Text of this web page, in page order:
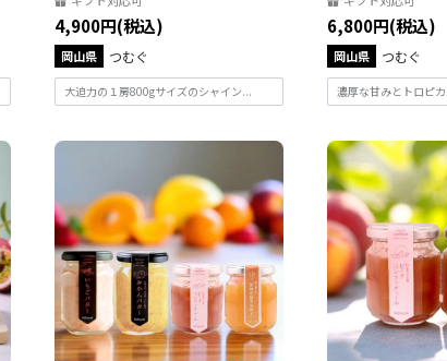
4,900円(税込)
岡山県 つむぐ
大迫力の１房800gサイズのシャイン...
6,800円(税込)
岡山県 つむぐ
濃厚な甘みとトロピ